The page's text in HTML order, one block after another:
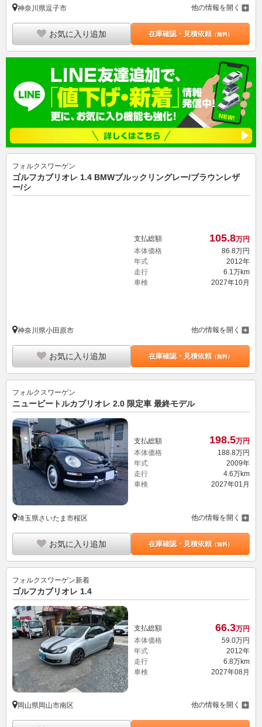
神奈川県逗子市 他の情報を開く
お気に入り追加 在庫確認・見積依頼（無料）
フォルクスワーゲン
ゴルフカブリオレ 1.4 BMWブルックリングレー/ブラウンレザ
ー/シ
本体価格
86.8万円
年式
2012年
走行
6.1万km
車検
2027年10月
お気に入り追加 在庫確認・見積依頼（無料）
ニュービートルカブリオレ 2.0 限定車 最終モデル
支払総額 198.5万円
走行
4.6万km
車検
2027年01月
埼玉県さいたま市桜区 他の情報を開く
お気に入り追加 在庫確認・見積依頼（無料）
ゴルフカブリオレ 1.4
支払総額 66.3万円
走行
6.8万km
車検
2027年08月
岡山県岡山市南区 他の情報を開く
お気に入り追加 在庫確認・見積依頼（無料）